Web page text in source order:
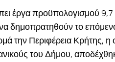
έργα προϋπολογισμού 9,7
να δημοπρατηθούν το
την Περιφέρεια Κρήτης, η
του Δήμου,